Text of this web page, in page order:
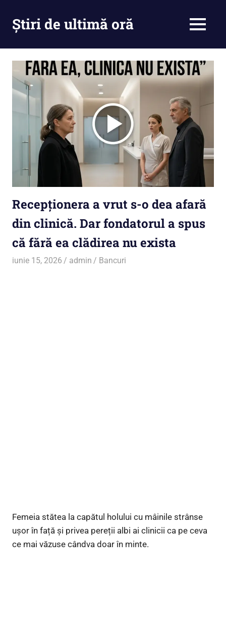
contentȘtiri de ultimă oră
ramâi
la
curent
MENU
Recepționera a vrut s-o dea afară
din clinică. Dar fondatorul a spus
că fără ea clădirea nu exista
iunie 15, 2026 admin Bancuri
Femeia stătea la capătul holului cu mâinile strânse
ușor în față și privea pereții albi ai clinicii ca pe ceva
ce mai văzuse cândva doar în minte.